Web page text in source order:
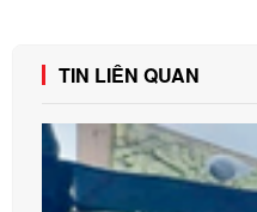
TIN LIÊN QUAN